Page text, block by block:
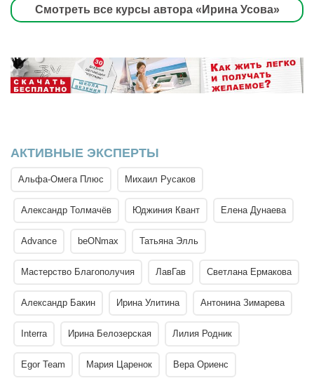
Смотреть все курсы автора «Ирина Усова»
АКТИВНЫЕ ЭКСПЕРТЫ
Альфа-Омега Плюс Михаил Русаков
Александр Толмачёв Юджиния Квант Елена Дунаева
Advance beONmax Татьяна Элль
Мастерство Благополучия ЛавГав Светлана Ермакова
Александр Бакин Ирина Улитина Антонина Зимарева
Interra Ирина Белозерская Лилия Родник
Egor Team Мария Царенок Вера Ориенс